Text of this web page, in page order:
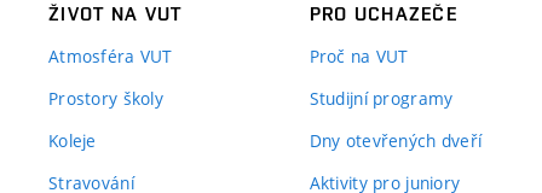
ŽIVOT NA VUT
Atmosféra VUT
Prostory školy
Koleje
Stravování
PRO UCHAZEČE
Proč na VUT
Studijní programy
Dny otevřených dveří
Aktivity pro juniory